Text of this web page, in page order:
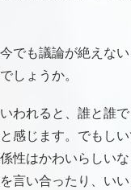
も議論が絶えない
しょうか。
われると、誰と誰
感じます。でもしい
性はかわいらしい
言い合ったり、い